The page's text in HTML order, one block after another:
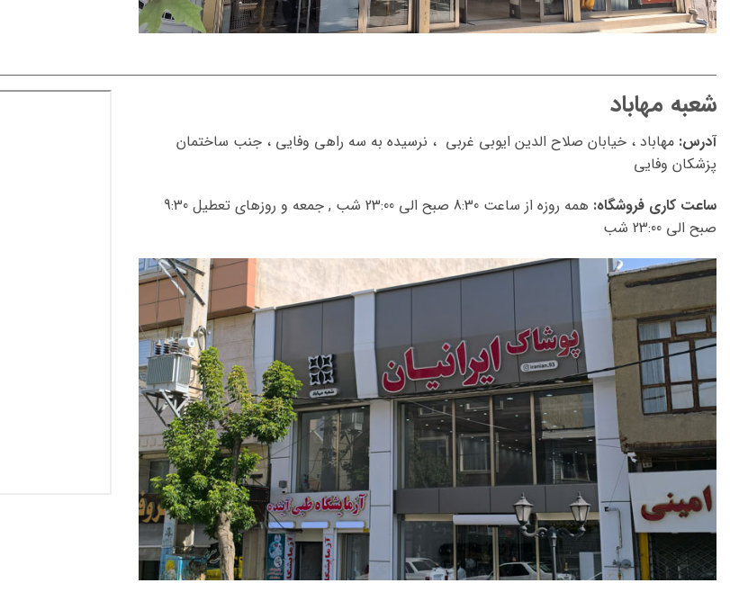
شعبه مهاباد
آدرس: مهاباد ، خیابان صلاح الدین ایوبی غربی ، نرسیده به سه راهی وفایی ، جنب ساختمان
پزشکان وفایی
ساعت کاری فروشگاه:
همه روزه از ساعت 8:30 صبح الی 23:00 شب , جمعه و روزهای تعطیل 9:30
صبح الی 23:00 شب